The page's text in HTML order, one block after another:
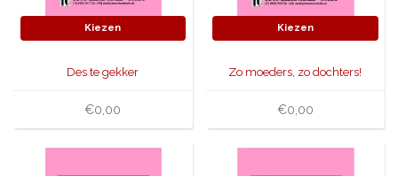
Kiezen
Des te gekker
€0,00
Kiezen
Zo moeders, zo dochters!
€0,00